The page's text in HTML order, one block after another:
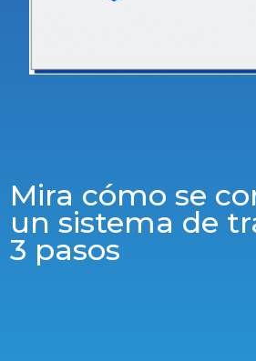
Mira cómo se
un sistema de
3 pasos